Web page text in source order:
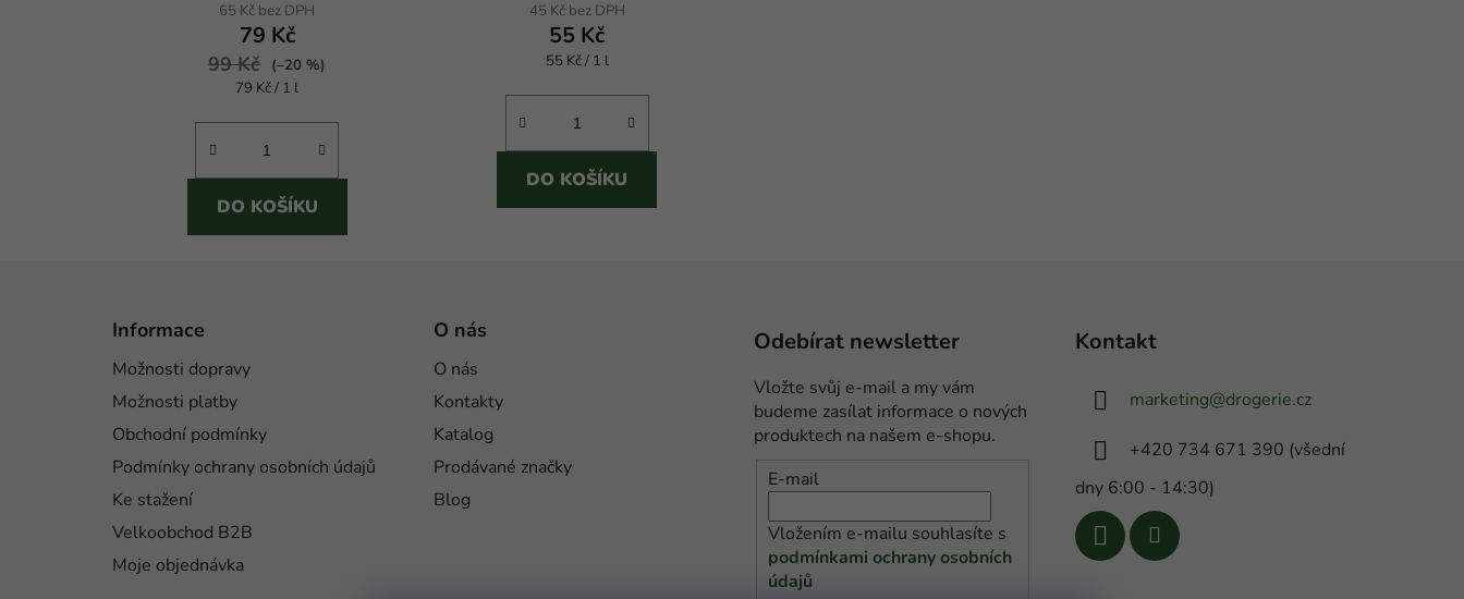
65 Kč bez DPH
79 Kč
99 Kč
(–20 %)
Měrná
79 Kč / 1 l
DO KOŠÍKU
45 Kč bez DPH
55 Kč
Měrná
55 Kč / 1 l
DO KOŠÍKU
Informace
Možnosti dopravy
Možnosti platby
Obchodní podmínky
Podmínky ochrany osobních údajů
Ke stažení
Velkoobchod B2B
Moje objednávka
O nás
O nás
Kontakty
Katalog
Prodávané značky
Blog
Odebírat newsletter
Vložte svůj e-mail a my vám
budeme zasílat informace o nových
produktech na našem e-shopu.
E-mail
Vložením e-mailu souhlasíte s
podmínkami ochrany osobních
údajů
Kontakt
marketing@drogerie.cz
+420 734 671 390 (všední
dny 6:00 - 14:30)